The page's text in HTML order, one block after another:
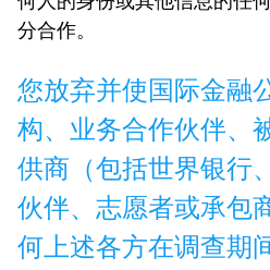
分合作。
您放弃并使国际金融
构、业务合作伙伴、
供商（包括世界银行
伙伴、志愿者或承包
何上述各方在调查期